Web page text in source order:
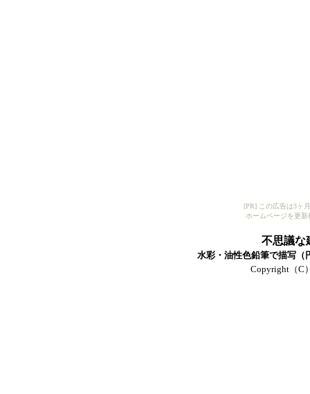
[PR] この広告は3ヶ
ホームページを更
不思議な
水彩・油性色鉛筆で描写（
Copyright（C